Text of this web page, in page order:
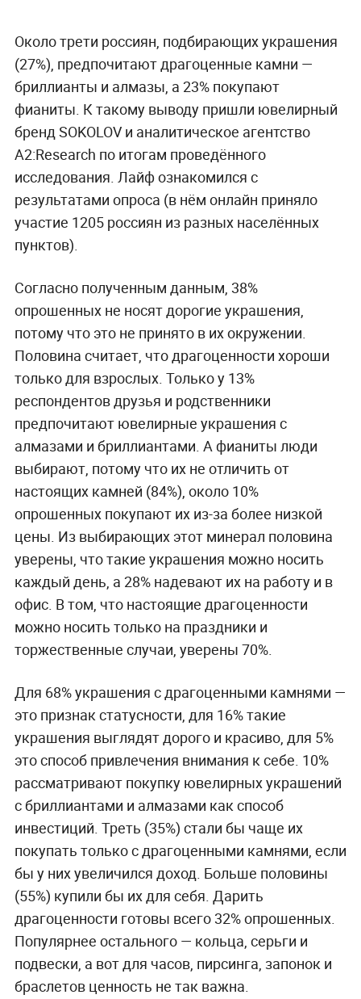
Около трети россиян, подбирающих украшения
(27%), предпочитают драгоценные камни —
бриллианты и алмазы, а 23% покупают
фианиты. К такому выводу пришли ювелирный
бренд SOKOLOV и аналитическое агентство
A2:Research по итогам проведённого
исследования. Лайф ознакомился с
результатами опроса (в нём онлайн приняло
участие 1205 россиян из разных населённых
пунктов).
Согласно полученным данным, 38%
опрошенных не носят дорогие украшения,
потому что это не принято в их окружении.
Половина считает, что драгоценности хороши
только для взрослых. Только у 13%
респондентов друзья и родственники
предпочитают ювелирные украшения с
алмазами и бриллиантами. А фианиты люди
выбирают, потому что их не отличить от
настоящих камней (84%), около 10%
опрошенных покупают их из-за более низкой
цены. Из выбирающих этот минерал половина
уверены, что такие украшения можно носить
каждый день, а 28% надевают их на работу и в
офис. В том, что настоящие драгоценности
можно носить только на праздники и
торжественные случаи, уверены 70%.
Для 68% украшения с драгоценными камнями —
это признак статусности, для 16% такие
украшения выглядят дорого и красиво, для 5%
это способ привлечения внимания к себе. 10%
рассматривают покупку ювелирных украшений
с бриллиантами и алмазами как способ
инвестиций. Треть (35%) стали бы чаще их
покупать только с драгоценными камнями, если
бы у них увеличился доход. Больше половины
(55%) купили бы их для себя. Дарить
драгоценности готовы всего 32% опрошенных.
Популярнее остального — кольца, серьги и
подвески, а вот для часов, пирсинга, запонок и
браслетов ценность не так важна.